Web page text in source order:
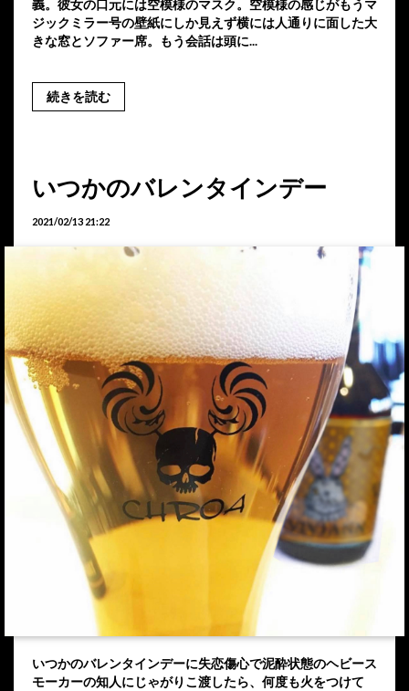
義。彼女の口元には空模様のマスク。空模様の感じがもうマ
ジックミラー号の壁紙にしか見えず横には人通りに面した大
きな窓とソファー席。もう会話は頭に...
続きを読む
いつかのバレンタインデー
2021/02/13 21:22
いつかのバレンタインデーに失恋傷心で泥酔状態のヘビース
モーカーの知人にじゃがりこ渡したら、何度も火をつけて